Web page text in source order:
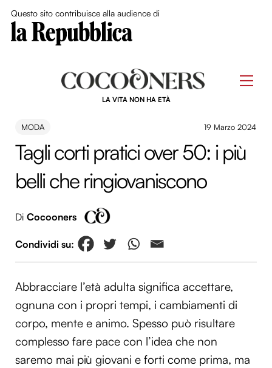
Questo sito contribuisce alla audience di
LA VITA NON HA ETÀ
MODA 19 Marzo 2024
Tagli corti pratici over 50: i più
belli che ringiovaniscono
Di Cocooners
Abbracciare l’età adulta significa accettare,
ognuna con i propri tempi, i cambiamenti di
corpo, mente e animo. Spesso può risultare
complesso fare pace con l’idea che non
saremo mai più giovani e forti come prima, ma